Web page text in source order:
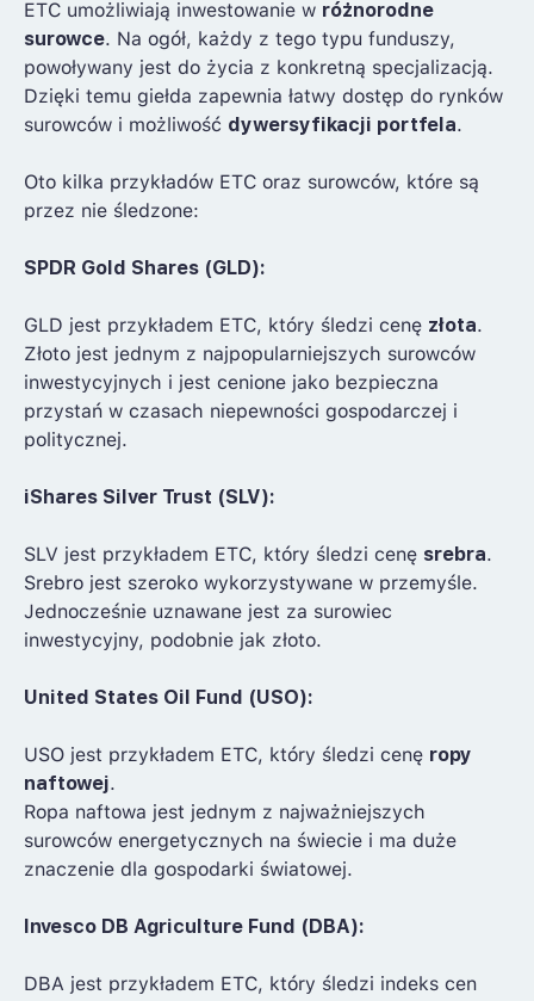
ETC umożliwiają inwestowanie w różnorodne
surowce. Na ogół, każdy z tego typu funduszy,
powoływany jest do życia z konkretną specjalizacją.
Dzięki temu giełda zapewnia łatwy dostęp do rynków
surowców i możliwość dywersyfikacji portfela.
Oto kilka przykładów ETC oraz surowców, które są
przez nie śledzone:
SPDR Gold Shares (GLD):
GLD jest przykładem ETC, który śledzi cenę złota.
Złoto jest jednym z najpopularniejszych surowców
inwestycyjnych i jest cenione jako bezpieczna
przystań w czasach niepewności gospodarczej i
politycznej.
iShares Silver Trust (SLV):
SLV jest przykładem ETC, który śledzi cenę srebra.
Srebro jest szeroko wykorzystywane w przemyśle.
Jednocześnie uznawane jest za surowiec
inwestycyjny, podobnie jak złoto.
United States Oil Fund (USO):
USO jest przykładem ETC, który śledzi cenę ropy
naftowej.
Ropa naftowa jest jednym z najważniejszych
surowców energetycznych na świecie i ma duże
znaczenie dla gospodarki światowej.
Invesco DB Agriculture Fund (DBA):
DBA jest przykładem ETC, który śledzi indeks cen